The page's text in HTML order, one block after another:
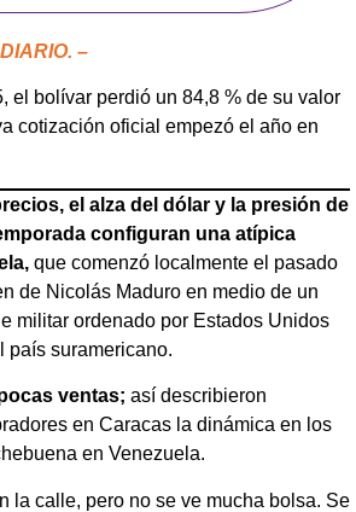
–
el bolívar perdió un 84,8 % de su valor
cotización oficial empezó el año en
el alza del dólar y la presión de
configuran una atípica
que comenzó localmente el pasado
de Nicolás Maduro en medio de un
militar ordenado por Estados Unidos
país suramericano.
ventas; así describieron
en Caracas la dinámica en los
en Venezuela.
la calle, pero no se ve mucha bolsa. Se